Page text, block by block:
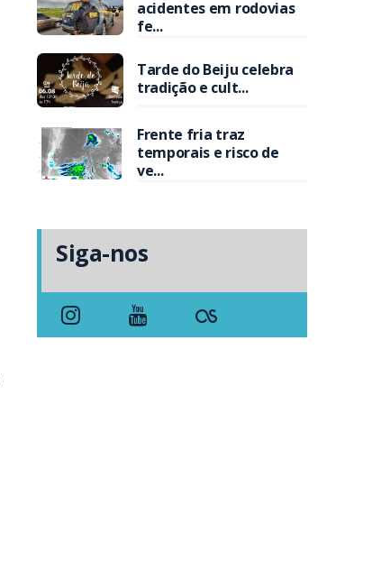
acidentes em rodovias
fe...
Tarde do Beiju celebra
tradição e cult...
Frente fria traz
temporais e risco de
ve...
Siga-nos